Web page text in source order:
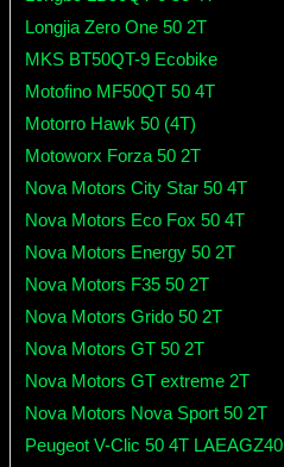
Longjia Zero One 50 2T
MKS BT50QT-9 Ecobike
Motofino MF50QT 50 4T
Motorro Hawk 50 (4T)
Motoworx Forza 50 2T
Nova Motors City Star 50 4T
Nova Motors Eco Fox 50 4T
Nova Motors Energy 50 2T
Nova Motors F35 50 2T
Nova Motors Grido 50 2T
Nova Motors GT 50 2T
Nova Motors GT extreme 2T
Nova Motors Nova Sport 50 2T
Peugeot V-Clic 50 4T LAEAGZ40